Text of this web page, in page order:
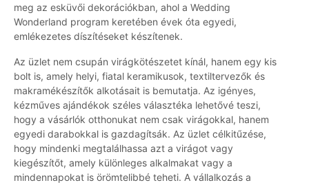
meg az esküvői dekorációkban, ahol a Wedding
Wonderland program keretében évek óta egyedi,
emlékezetes díszítéseket készítenek.
Az üzlet nem csupán virágkötészetet kínál, hanem egy kis
bolt is, amely helyi, fiatal keramikusok, textiltervezők és
makramékészítők alkotásait is bemutatja. Az igényes,
kézműves ajándékok széles választéka lehetővé teszi,
hogy a vásárlók otthonukat nem csak virágokkal, hanem
egyedi darabokkal is gazdagítsák. Az üzlet célkitűzése,
hogy mindenki megtalálhassa azt a virágot vagy
kiegészítőt, amely különleges alkalmakat vagy a
mindennapokat is örömtelibbé teheti. A vállalkozás a